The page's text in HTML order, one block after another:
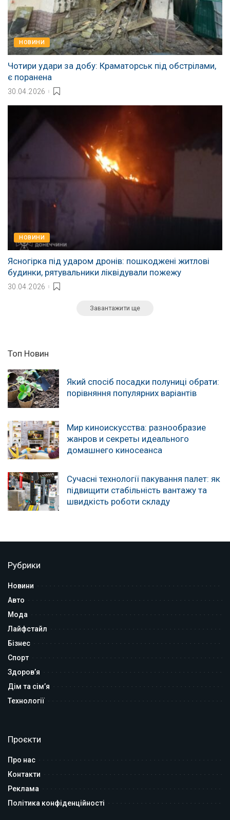
НОВИНИ
Чотири удари за добу: Краматорськ під обстрілами,
є поранена
30.04.2026
НОВИНИ
Ясногірка під ударом дронів: пошкоджені житлові
будинки, рятувальники ліквідували пожежу
30.04.2026
Завантажити ще
Топ Новин
Який спосіб посадки полуниці обрати:
порівняння популярних варіантів
Мир киноискусства: разнообразие
жанров и секреты идеального
домашнего киносеанса
Сучасні технології пакування палет: як
підвищити стабільність вантажу та
швидкість роботи складу
Рубрики
Новини
Авто
Мода
Лайфстайл
Бізнес
Спорт
Здоров’я
Дім та сім’я
Технології
Проєкти
Про нас
Контакти
Реклама
Політика конфіденційності